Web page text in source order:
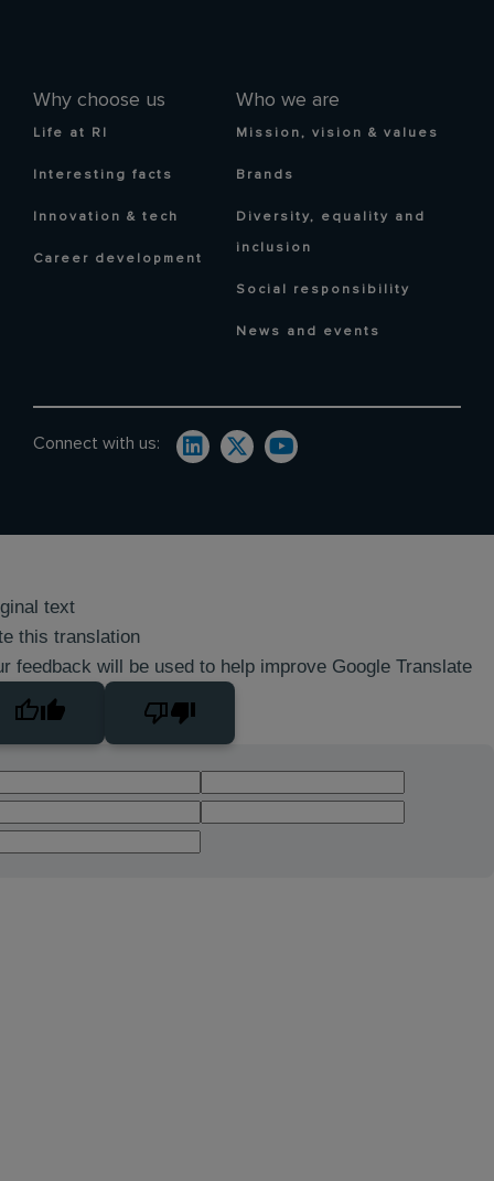
Why choose us
Life at RI
Interesting facts
Innovation & tech
Career development
Who we are
Mission, vision & values
Brands
Diversity, equality and
inclusion
Social responsibility
News and events
Connect with us:
text
this translation
feedback will be used to help improve Google Translate